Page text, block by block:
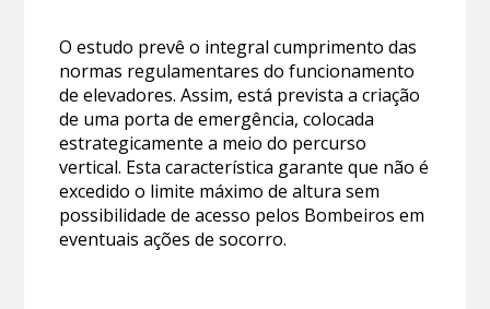
O estudo prevê o integral cumprimento das
normas regulamentares do funcionamento
de elevadores. Assim, está prevista a criação
de uma porta de emergência, colocada
estrategicamente a meio do percurso
vertical. Esta característica garante que não é
excedido o limite máximo de altura sem
possibilidade de acesso pelos Bombeiros em
eventuais ações de socorro.